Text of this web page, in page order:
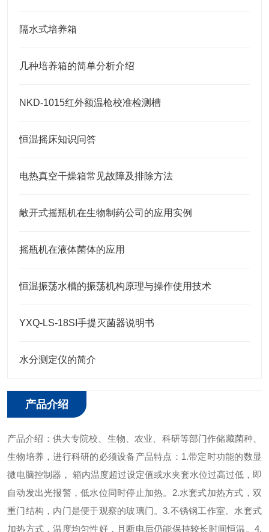
隔水式培养箱
几种培养箱的简单分析介绍
NKD-1015红外额温枪校准检测槽
恒温摇床知识问答
电热真空干燥箱常见故障及排除方法
敞开式摇瓶机在生物制药公司的应用实例
摇瓶机在液体菌体的应用
恒温振荡水槽的振荡机构原理与操作使用技术
YXQ-LS-18SI手提灭菌器说明书
水分测定仪的简介
产品介绍
产品介绍： 供大专院校、生物、农业、科研等部门作储藏菌种、
生物培养，进行科研的必须设备产品特点： 1.带定时功能的数显
微电脑控制器， 箱内温度超过设定值或水夹套水位过高过低，即
自动发出光报警，低水位同时停止加热。 2.水套式加热方式，双
重门结构，内门是便于观察的玻璃门。3.不锈钢工作室。水套式
加热方式，温度均匀性好，且断电后仍能保持较长时间恒温。 4.